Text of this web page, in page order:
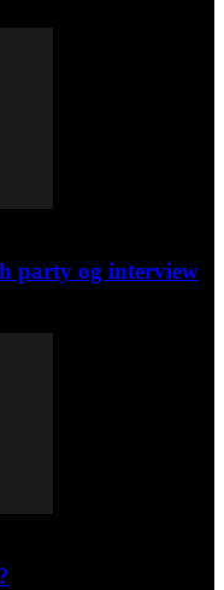
party og interview